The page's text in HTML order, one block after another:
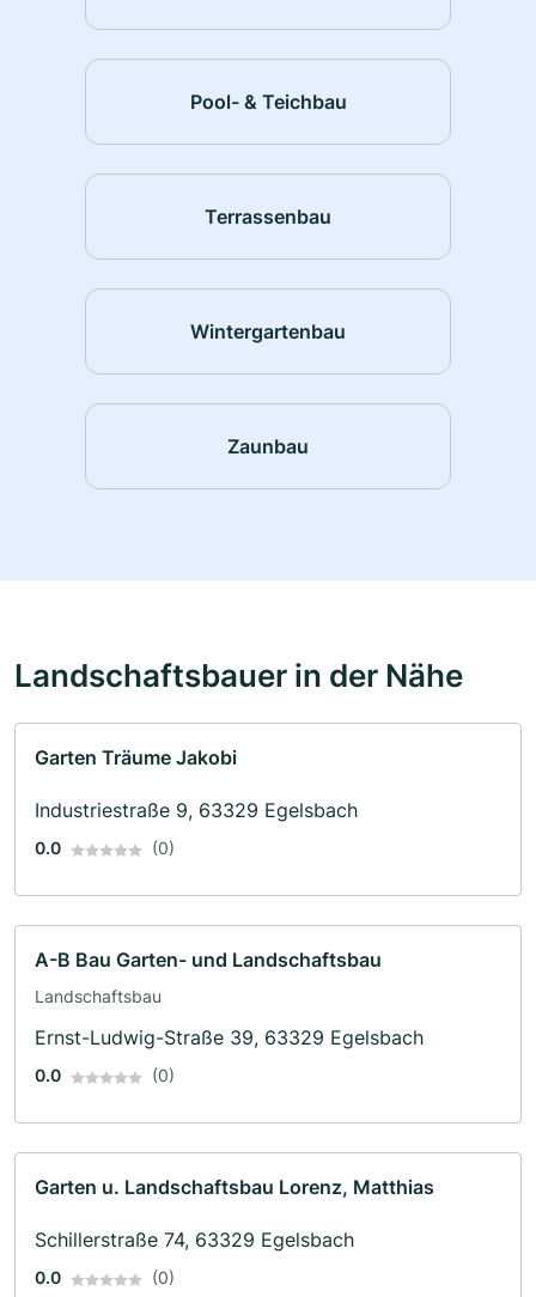
Pool- & Teichbau
Terrassenbau
Wintergartenbau
Zaunbau
Landschaftsbauer in der Nähe
Garten Träume Jakobi
Industriestraße 9, 63329 Egelsbach
0.0 (0)
A-B Bau Garten- und Landschaftsbau
Landschaftsbau
Ernst-Ludwig-Straße 39, 63329 Egelsbach
0.0 (0)
Garten u. Landschaftsbau Lorenz, Matthias
Schillerstraße 74, 63329 Egelsbach
0.0 (0)